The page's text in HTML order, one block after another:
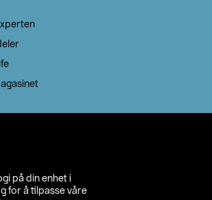
på din enhet i
for å tilpasse våre